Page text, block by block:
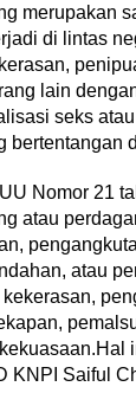
merupakan
di lintas
lain
seks
bertentangan
Nomor 21
atau
atau
KNPI Saiful